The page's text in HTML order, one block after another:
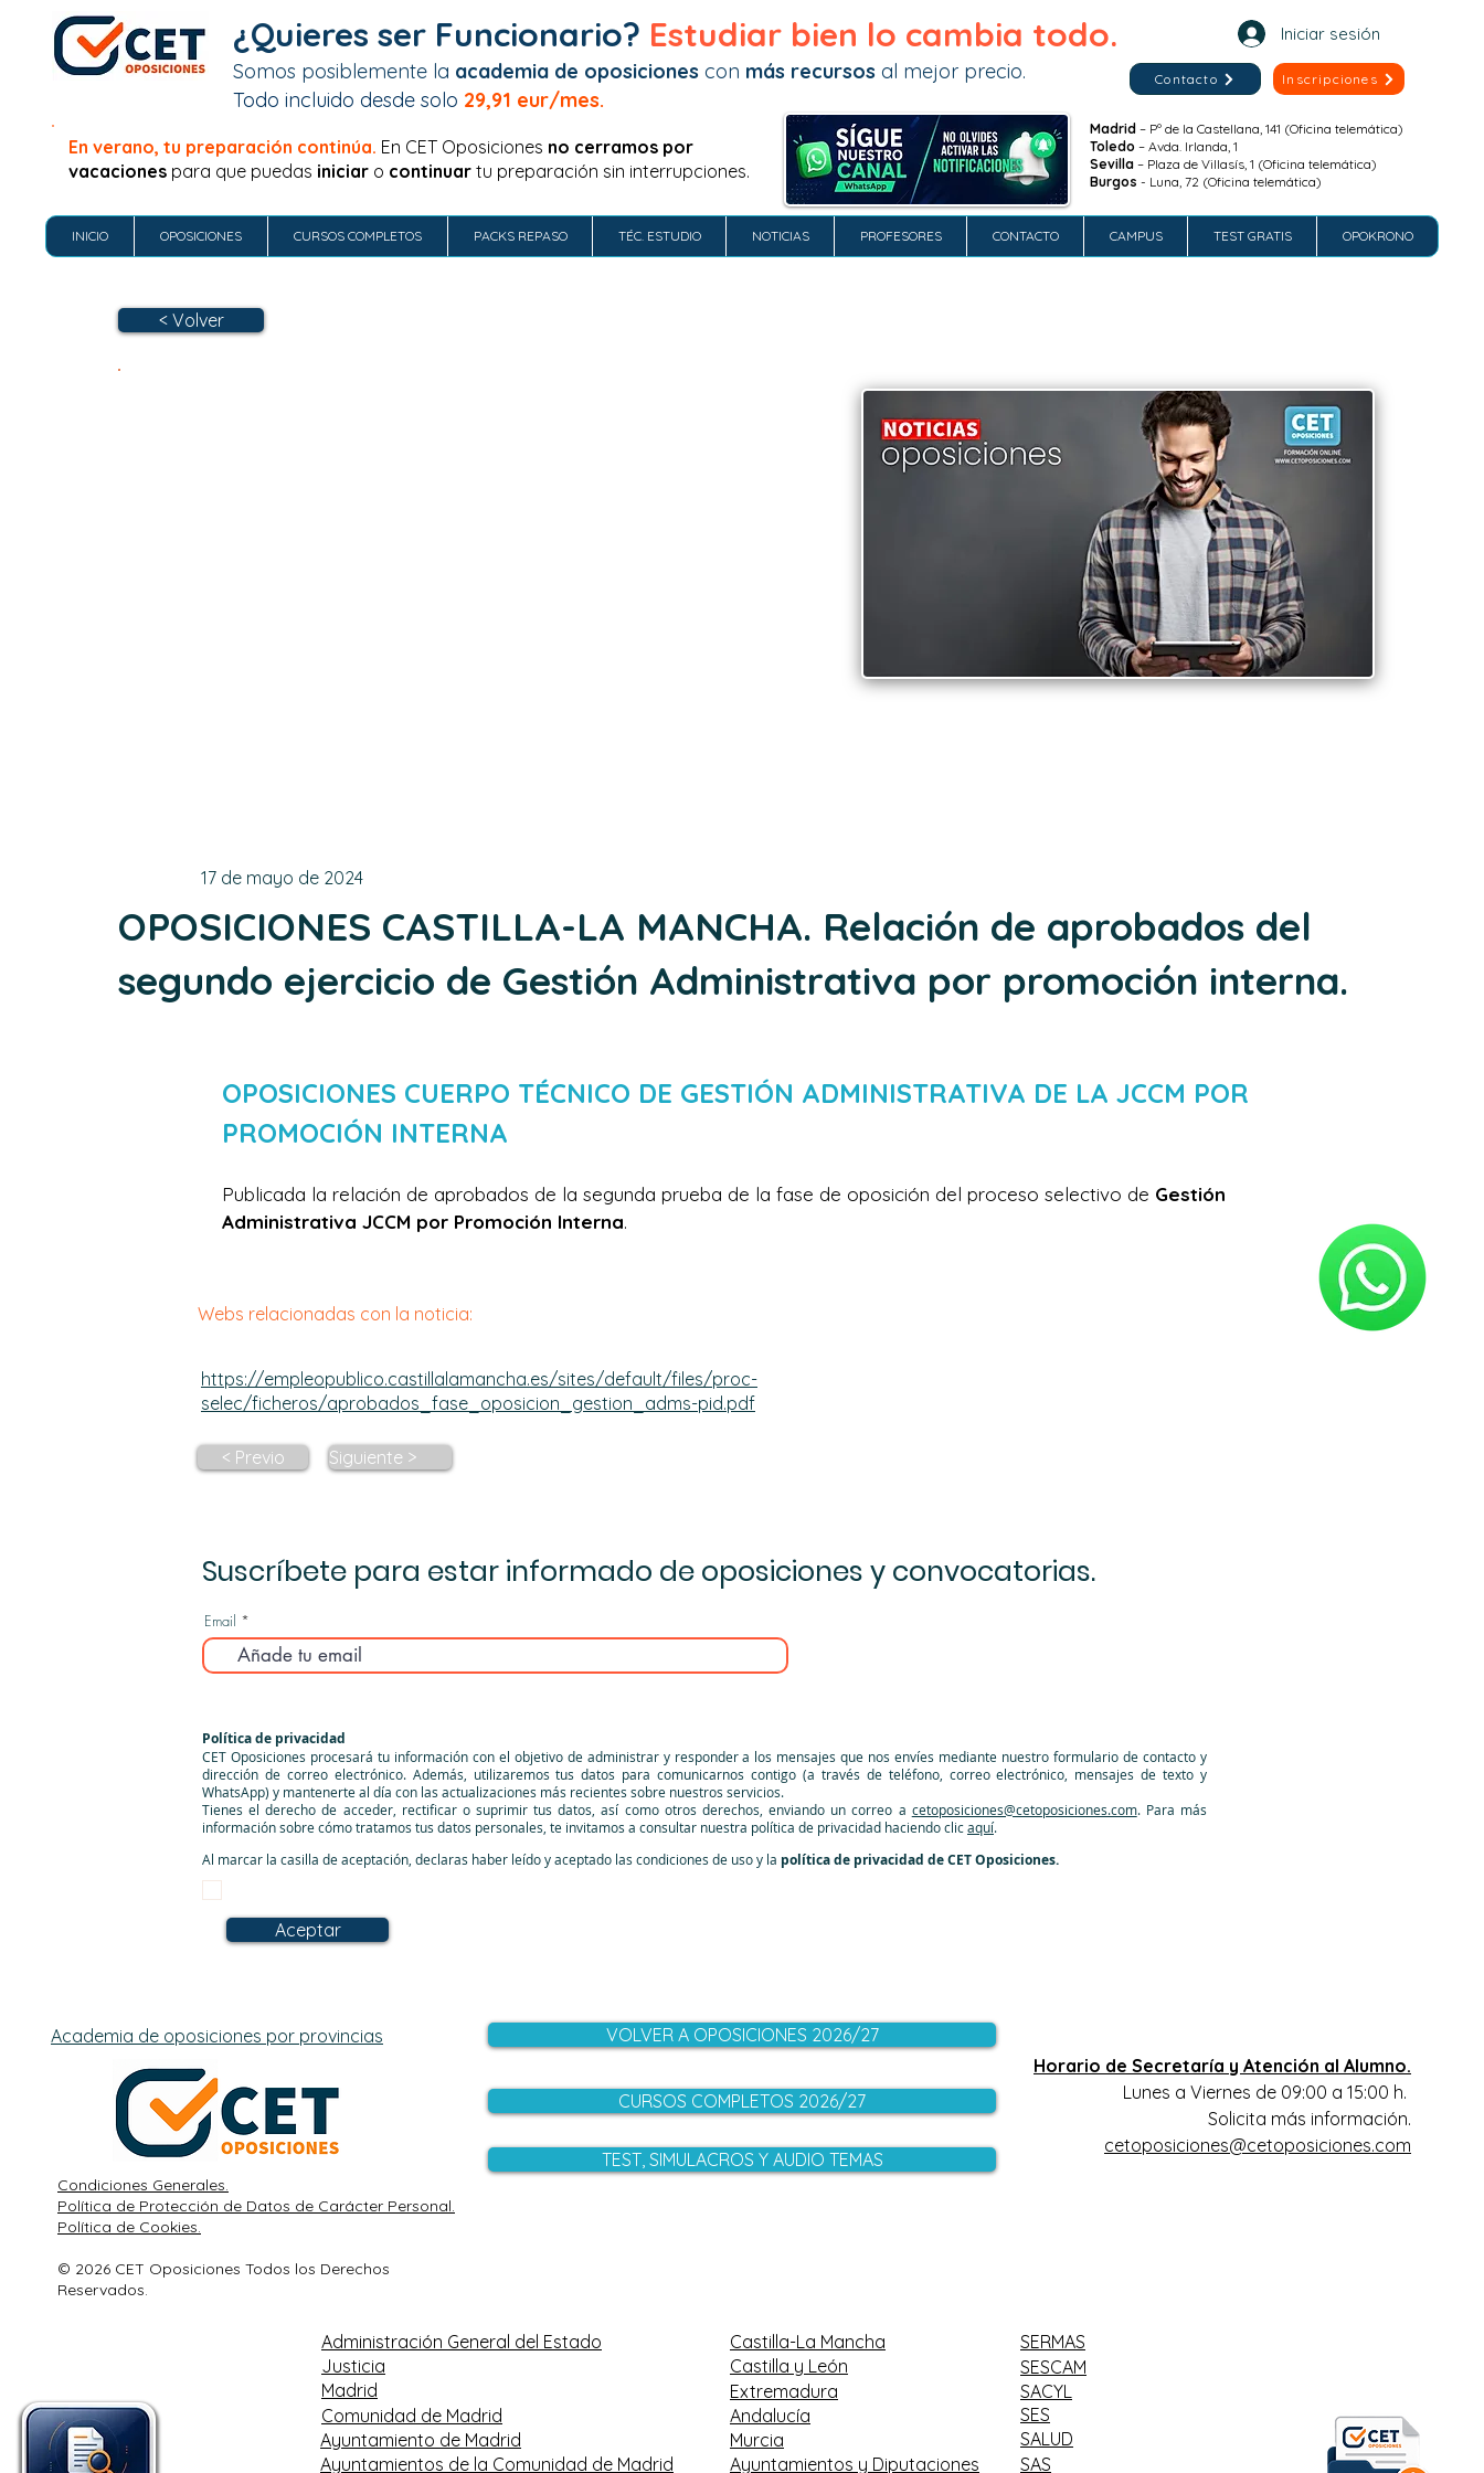
¿Quieres ser Funcionario? Estudiar bien lo cambia todo.
Somos posiblemente la academia de oposiciones con más recursos al mejor precio.
Todo incluido desde solo 29,91 eur/mes.
Inscripciones
Contacto
Iniciar sesión
En verano, tu preparación continúa. En CET Oposiciones no cerramos por
vacaciones para que puedas iniciar o continuar tu preparación sin interrupciones.
Madrid – Pº de la Castellana, 141 (Oficina telemática)
Toledo – Avda. Irlanda, 1
Sevilla – Plaza de Villasís, 1 (Oficina telemática)
Burgos - Luna, 72 (Oficina telemática)
INICIO OPOSICIONES CURSOS COMPLETOS PACKS REPASO TÉC. ESTUDIO NOTICIAS PROFESORES CONTACTO CAMPUS TEST GRATIS OPOKRONO
< Volver
17 de mayo de 2024
OPOSICIONES CASTILLA-LA MANCHA. Relación de aprobados del
segundo ejercicio de Gestión Administrativa por promoción interna.
OPOSICIONES CUERPO TÉCNICO DE GESTIÓN ADMINISTRATIVA DE LA JCCM POR
PROMOCIÓN INTERNA
Publicada la relación de aprobados de la segunda prueba de la fase de oposición del proceso selectivo de Gestión
Administrativa JCCM por Promoción Interna.
Webs relacionadas con la noticia:
https://empleopublico.castillalamancha.es/sites/default/files/proc-
selec/ficheros/aprobados_fase_oposicion_gestion_adms-pid.pdf
< Previo Siguiente >
Suscríbete para estar informado de oposiciones y convocatorias.
Email
Política de privacidad
CET Oposiciones procesará tu información con el objetivo de administrar y responder a los mensajes que nos envíes mediante nuestro formulario de contacto y
dirección de correo electrónico. Además, utilizaremos tus datos para comunicarnos contigo (a través de teléfono, correo electrónico, mensajes de texto y
WhatsApp) y mantenerte al día con las actualizaciones más recientes sobre nuestros servicios.
Tienes el derecho de acceder, rectificar o suprimir tus datos, así como otros derechos, enviando un correo a cetoposiciones@cetoposiciones.com. Para más
información sobre cómo tratamos tus datos personales, te invitamos a consultar nuestra política de privacidad haciendo clicaquí.
Al marcar la casilla de aceptación, declaras haber leído y aceptado las condiciones de uso y la política de privacidad de CET Oposiciones.
Aceptar
Academia de oposiciones por provincias
Condiciones Generales.
Política de Protección de Datos de Carácter Personal.
Política de Cookies.
© 2026 CET Oposiciones Todos los Derechos
Reservados.
VOLVER A OPOSICIONES 2026/27
CURSOS COMPLETOS 2026/27
TEST, SIMULACROS Y AUDIO TEMAS
Horario de Secretaría y Atención al Alumno.
Lunes a Viernes de 09:00 a 15:00 h.
Solicita más información.
cetoposiciones@cetoposiciones.com
Administración General del Estado
Justicia
Madrid
Comunidad de Madrid
Ayuntamiento de Madrid
Ayuntamientos de la Comunidad de Madrid
Castilla-La Mancha
SERMAS
Castilla y León
SESCAM
Extremadura
Andalucía
Murcia
SACYL
SES
SALUD
Ayuntamientos y Diputaciones
SAS